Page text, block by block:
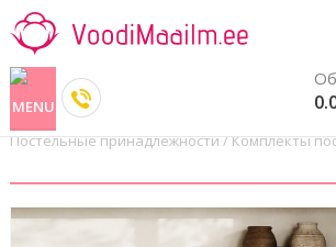
Постельные принадлежности/Комплекты